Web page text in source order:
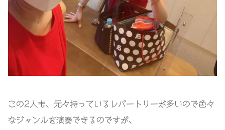
この2人も、元々持っているレパートリーが多いので色々
なジャンルを演奏できるのですが、